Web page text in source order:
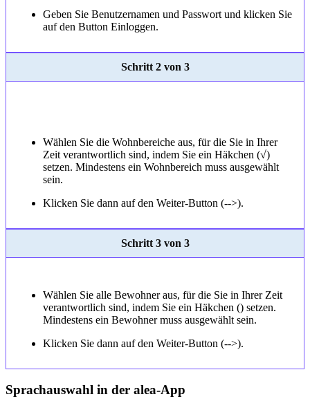
Geben Sie Benutzernamen und Passwort und klicken Sie
auf den Button Einloggen.
Schritt 2 von 3
Wählen Sie die Wohnbereiche aus, für die Sie in Ihrer
Zeit verantwortlich sind, indem Sie ein Häkchen (√)
setzen. Mindestens ein Wohnbereich muss ausgewählt
sein.
Klicken Sie dann auf den Weiter-Button (-->).
Schritt 3 von 3
Wählen Sie alle Bewohner aus, für die Sie in Ihrer Zeit
verantwortlich sind, indem Sie ein Häkchen () setzen.
Mindestens ein Bewohner muss ausgewählt sein.
Klicken Sie dann auf den Weiter-Button (-->).
Sprachauswahl in der alea-App